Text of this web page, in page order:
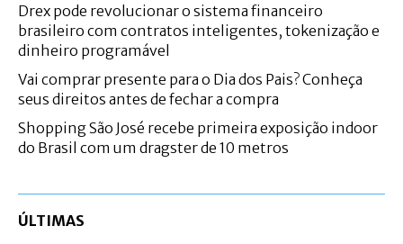
Drex pode revolucionar o sistema financeiro
brasileiro com contratos inteligentes, tokenização e
dinheiro programável
Vai comprar presente para o Dia dos Pais? Conheça
seus direitos antes de fechar a compra
Shopping São José recebe primeira exposição indoor
do Brasil com um dragster de 10 metros
ÚLTIMAS